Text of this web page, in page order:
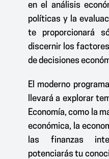
en el análisis
políticas y la
te proporcionará
discernir los
de decisiones
El moderno
llevará a explorar
Economía, como la
económica, la
las finanzas
potenciarás tu